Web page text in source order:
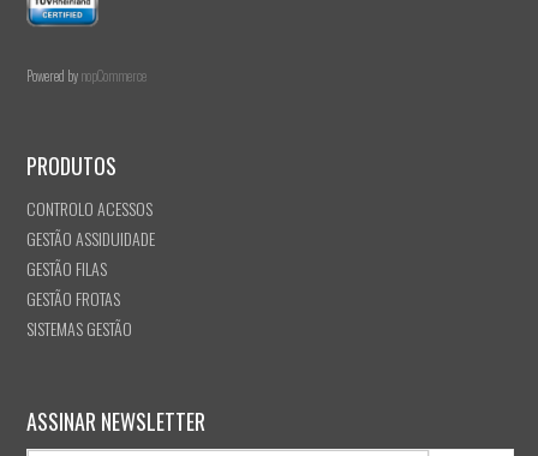
Powered bynopCommerce
PRODUTOS
CONTROLO ACESSOS
GESTÃO ASSIDUIDADE
GESTÃO FILAS
GESTÃO FROTAS
SISTEMAS GESTÃO
ASSINAR NEWSLETTER